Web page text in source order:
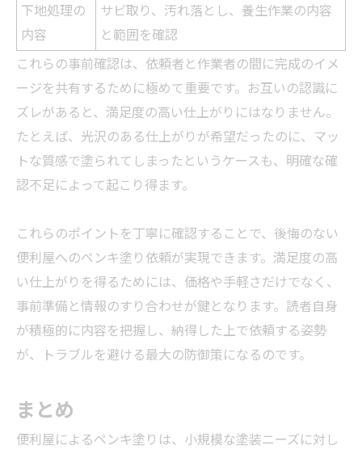
下地処理の
内容
サビ取り、汚れ落とし、養生作業の内容
と範囲を確認
これらの事前確認は、依頼者と作業者の間に完成のイメ
ージを共有するために極めて重要です。お互いの認識に
ズレがあると、満足度の高い仕上がりにはなりません。
たとえば、光沢のある仕上がりが希望だったのに、マッ
トな質感で塗られてしまったというケースも、明確な確
認不足によって起こり得ます。
これらのポイントを丁寧に確認することで、後悔のない
便利屋へのペンキ塗り依頼が実現できます。満足度の高
い仕上がりを得るためには、価格や手軽さだけでなく、
事前準備と情報のすり合わせが鍵となります。読者自身
が積極的に内容を把握し、納得した上で依頼する姿勢
が、トラブルを避ける最大の防御策になるのです。
まとめ
便利屋によるペンキ塗りは、小規模な塗装ニーズに対し